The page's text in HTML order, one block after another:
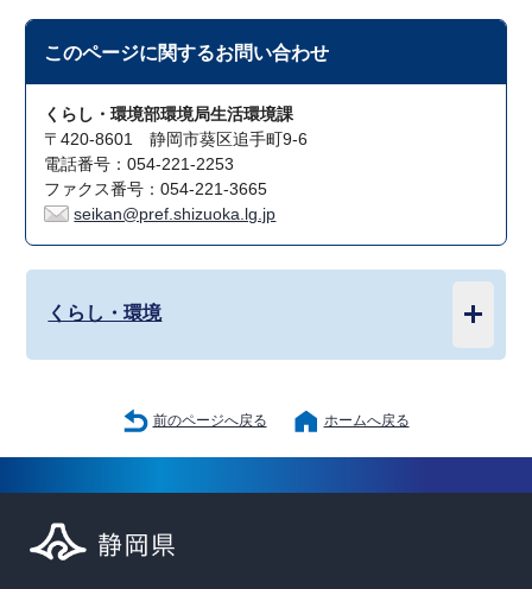
このページに関するお問い合わせ
くらし・環境部環境局生活環境課
〒420-8601 静岡市葵区追手町9-6
電話番号：054-221-2253
ファクス番号：054-221-3665
seikan@pref.shizuoka.lg.jp
くらし・環境
前のページへ戻る ホームへ戻る